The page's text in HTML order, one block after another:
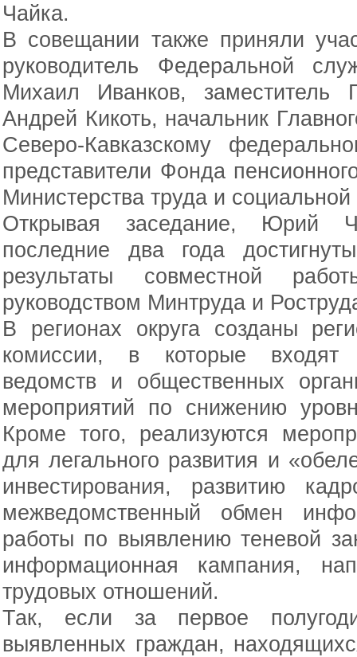
Чайка.
В совещании также приняли
руководитель Федеральной
Михаил Иванков, заместитель
Андрей Кикоть, начальник
Северо-Кавказскому
представители Фонда
Министерства труда и
Открывая заседание, Юрий
последние два года
результаты совместной
руководством Минтруда и
В регионах округа созданы
комиссии, в которые входят
ведомств и общественных
мероприятий по снижению
Кроме того, реализуются
для легального развития и
инвестирования, развитию
межведомственный обмен
работы по выявлению теневой
информационная кампания,
трудовых отношений.
Так, если за первое
выявленных граждан,